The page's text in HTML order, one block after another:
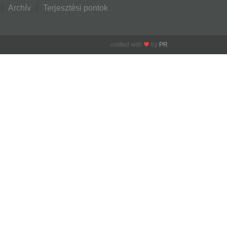
Archív Terjesztési pontok
crafted with by PR